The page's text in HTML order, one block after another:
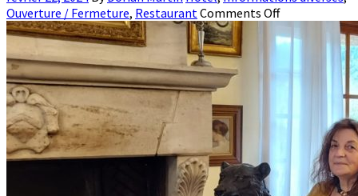
Ouverture / Fermeture, RestaurantComments Off